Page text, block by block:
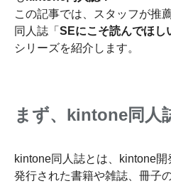
この記事では、スタッフが推
同人誌「 SEにこそ読んでほ
シリーズを紹介します。
まず、kintone同人
kintone同人誌とは、kintone
発行された書籍や雑誌、冊子の